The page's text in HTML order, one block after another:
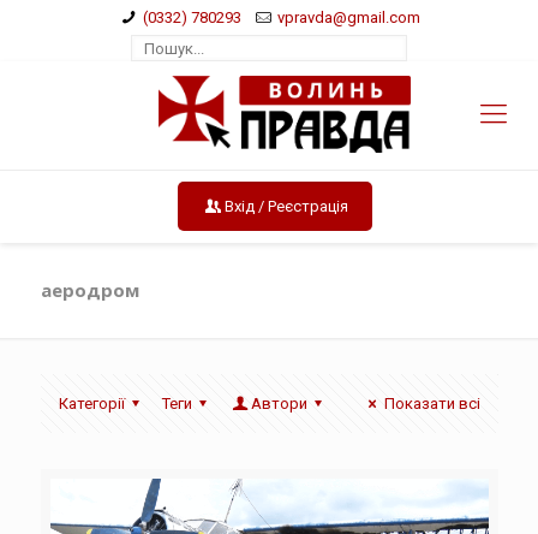
(0332) 780293 vpravda@gmail.com
Вхід / Реєстрація
аеродром
Категорії Теги Автори Показати всі